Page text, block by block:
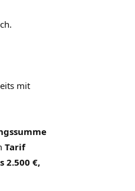
mit
Tarif
2.500 €,